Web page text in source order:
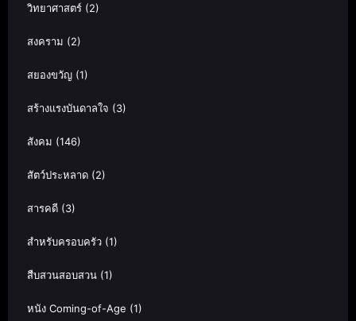
วิทยาศาสตร์ (2)
สงคราม (2)
สยองขวัญ (1)
สร้างแรงบันดาลใจ (3)
สังคม (146)
สัตว์ประหลาด (2)
สารคดี (3)
สำหรับครอบครัว (1)
สืบสวนสอบสวน (1)
หนัง Coming-of-Age (1)